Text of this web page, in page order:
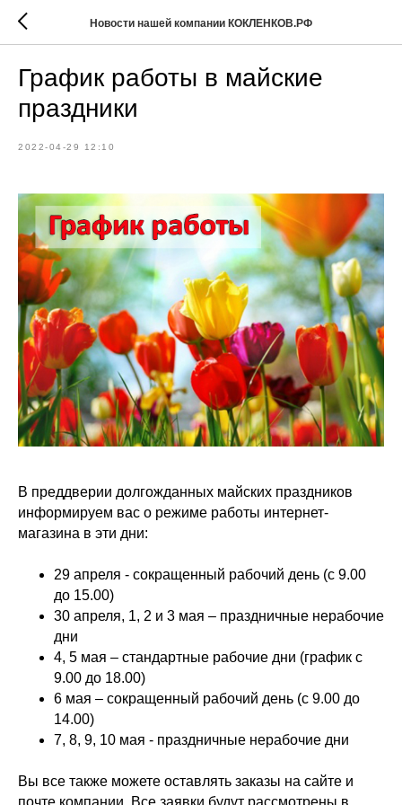
Новости нашей компании КОКЛЕНКОВ.РФ
График работы в майские
праздники
2022-04-29 12:10
В преддверии долгожданных майских праздников
информируем вас о режиме работы интернет-
магазина в эти дни:
29 апреля - сокращенный рабочий день (с 9.00
до 15.00)
30 апреля, 1, 2 и 3 мая – праздничные нерабочие
дни
4, 5 мая – стандартные рабочие дни (график с
9.00 до 18.00)
6 мая – сокращенный рабочий день (с 9.00 до
14.00)
7, 8, 9, 10 мая - праздничные нерабочие дни
Вы все также можете оставлять заказы на сайте и